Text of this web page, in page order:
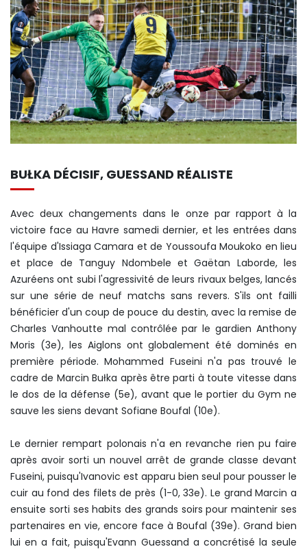
BUŁKA DÉCISIF, GUESSAND RÉALISTE
Avec deux changements dans le onze par rapport à la
victoire face au Havre samedi dernier, et les entrées dans
l'équipe d'Issiaga Camara et de Youssoufa Moukoko en lieu
et place de Tanguy Ndombele et Gaëtan Laborde, les
Azuréens ont subi l'agressivité de leurs rivaux belges, lancés
sur une série de neuf matchs sans revers. S'ils ont failli
bénéficier d'un coup de pouce du destin, avec la remise de
Charles Vanhoutte mal contrôlée par le gardien Anthony
Moris (3e), les Aiglons ont globalement été dominés en
première période. Mohammed Fuseini n'a pas trouvé le
cadre de Marcin Bułka après être parti à toute vitesse dans
le dos de la défense (5e), avant que le portier du Gym ne
sauve les siens devant Sofiane Boufal (10e).
Le dernier rempart polonais n'a en revanche rien pu faire
après avoir sorti un nouvel arrêt de grande classe devant
Fuseini, puisqu'Ivanovic est apparu bien seul pour pousser le
cuir au fond des filets de près (1-0, 33e). Le grand Marcin a
ensuite sorti ses habits des grands soirs pour maintenir ses
partenaires en vie, encore face à Boufal (39e). Grand bien
lui en a fait, puisqu'Evann Guessand a concrétisé la seule